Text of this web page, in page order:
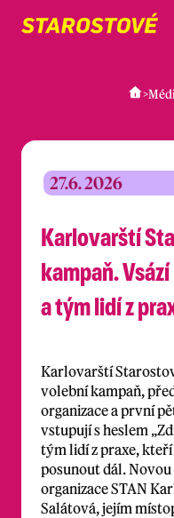
>
27.6. 2026
Karlovarští
kampaň.
a tým lidí z
Karlovarští
volební kampaň,
organizace a první
vstupují s heslem
tým lidí z praxe,
posunout dál.
organizace STAN
Salátová, jejím